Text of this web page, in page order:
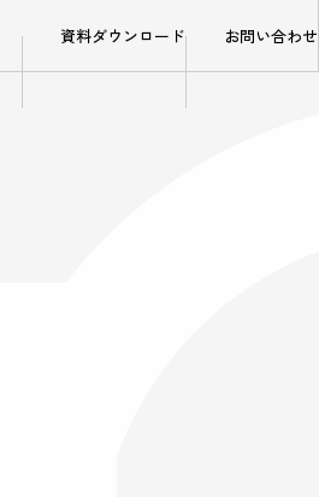
資料ダウンロード お問い合わせ